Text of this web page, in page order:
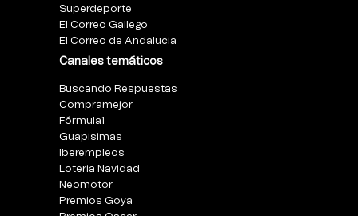
Superdeporte
El Correo Gallego
El Correo de Andalucia
Canales temáticos
Buscando Respuestas
Compramejor
Fórmula1
Guapisimas
Iberempleos
Loteria Navidad
Neomotor
Premios Goya